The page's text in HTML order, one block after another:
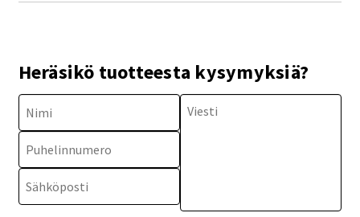
Heräsikö tuotteesta kysymyksiä?